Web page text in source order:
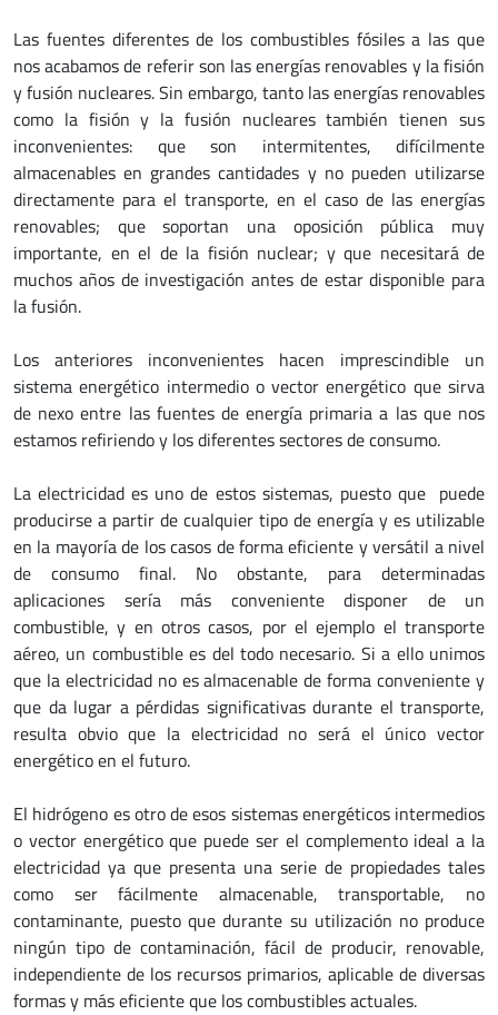
Las fuentes diferentes de los combustibles fósiles a las que
nos acabamos de referir son las energías renovables y la fisión
y fusión nucleares. Sin embargo, tanto las energías renovables
como la fisión y la fusión nucleares también tienen sus
inconvenientes: que son intermitentes, difícilmente
almacenables en grandes cantidades y no pueden utilizarse
directamente para el transporte, en el caso de las energías
renovables; que soportan una oposición pública muy
importante, en el de la fisión nuclear; y que necesitará de
muchos años de investigación antes de estar disponible para
la fusión.
Los anteriores inconvenientes hacen imprescindible un
sistema energético intermedio o vector energético que sirva
de nexo entre las fuentes de energía primaria a las que nos
estamos refiriendo y los diferentes sectores de consumo.
La electricidad es uno de estos sistemas, puesto que puede
producirse a partir de cualquier tipo de energía y es utilizable
en la mayoría de los casos de forma eficiente y versátil a nivel
de consumo final. No obstante, para determinadas
aplicaciones sería más conveniente disponer de un
combustible, y en otros casos, por el ejemplo el transporte
aéreo, un combustible es del todo necesario. Si a ello unimos
que la electricidad no es almacenable de forma conveniente y
que da lugar a pérdidas significativas durante el transporte,
resulta obvio que la electricidad no será el único vector
energético en el futuro.
El hidrógeno es otro de esos sistemas energéticos intermedios
o vector energético que puede ser el complemento ideal a la
electricidad ya que presenta una serie de propiedades tales
como ser fácilmente almacenable, transportable, no
contaminante, puesto que durante su utilización no produce
ningún tipo de contaminación, fácil de producir, renovable,
independiente de los recursos primarios, aplicable de diversas
formas y más eficiente que los combustibles actuales.